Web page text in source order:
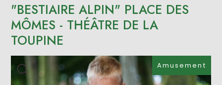
Amusement
"BESTIAIRE ALPIN" PLACE DES
MÔMES - THÉÂTRE DE LA
TOUPINE